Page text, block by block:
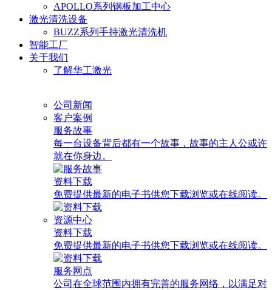
APOLLO系列钢板加工中心
激光清洗设备
BUZZ系列手持激光清洗机
智能工厂
关于我们
了解华工激光
公司新闻
客户案例
服务故事
每一台设备背后都有一个故事，故事的主人公或许
就在你身边。
资料下载
免费提供最新的电子书供您下载浏览或在线阅读。
资源中心
资料下载
免费提供最新的电子书供您下载浏览或在线阅读。
服务网点
公司在全球范围内拥有完善的服务网络，以满足对